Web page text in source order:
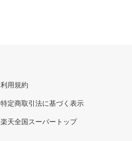
利用規約
特定商取引法に基づく表示
楽天全国スーパートップ